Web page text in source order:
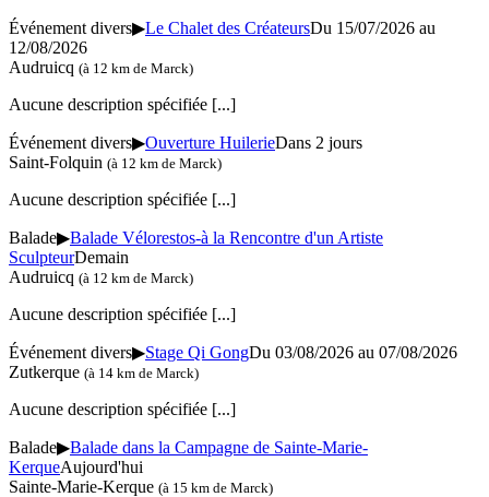
Événement divers▶Le Chalet des CréateursDu 15/07/2026 au
12/08/2026
Audruicq (à 12 km de Marck)
Aucune description spécifiée [...]
Événement divers▶Ouverture HuilerieDans 2 jours
Saint-Folquin (à 12 km de Marck)
Aucune description spécifiée [...]
Balade▶Balade Vélorestos-à la Rencontre d'un Artiste
SculpteurDemain
Audruicq (à 12 km de Marck)
Aucune description spécifiée [...]
Événement divers▶Stage Qi GongDu 03/08/2026 au 07/08/2026
Zutkerque (à 14 km de Marck)
Aucune description spécifiée [...]
Balade▶Balade dans la Campagne de Sainte-Marie-
KerqueAujourd'hui
Sainte-Marie-Kerque (à 15 km de Marck)